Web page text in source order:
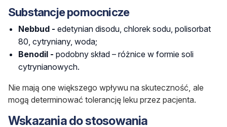
Substancje pomocnicze
Nebbud - edetynian disodu, chlorek sodu, polisorbat
80, cytryniany, woda;
Benodil - podobny skład – różnice w formie soli
cytrynianowych.
Nie mają one większego wpływu na skuteczność, ale
mogą determinować tolerancję leku przez pacjenta.
Wskazania do stosowania